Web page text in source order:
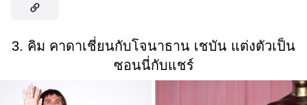
3. คิม คาดาเชี่ยนกับโจนาธาน เชบัน แต่งตัวเป็น
ซอนนี่กับแชร์